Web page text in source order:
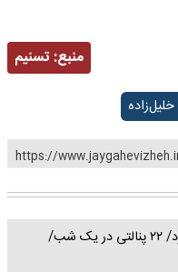
منبع: تسنیم
https://
کاظمیان شروع کرد، خلیل‌زاده تمامش کرد/ ۲۲ پنالتی در یک شب/